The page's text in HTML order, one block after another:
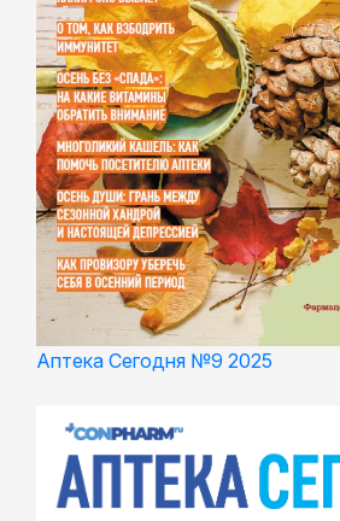
Аптека Сегодня №9 2025